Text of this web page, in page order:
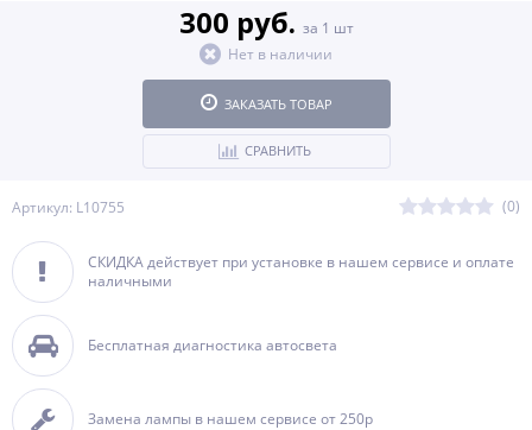
Артикул: L10755 (0)
СКИДКА действует при установке в нашем сервисе и оплате
наличными
Бесплатная диагностика автосвета
Замена лампы в нашем сервисе от 250р
300 руб. за 1 шт
Нет в наличии
ЗАКАЗАТЬ ТОВАР
СРАВНИТЬ